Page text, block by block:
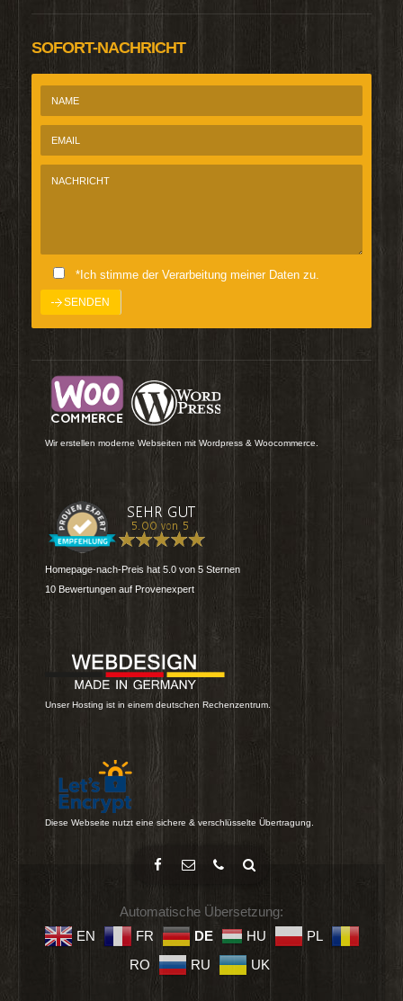
SOFORT-NACHRICHT
*Ich stimme der Verarbeitung meiner Daten zu.
Wir erstellen moderne Webseiten mit Wordpress & Woocommerce.
Homepage-nach-Preis hat 5.0 von 5 Sternen
10 Bewertungen auf Provenexpert
Unser Hosting ist in einem deutschen Rechenzentrum.
Diese Webseite nutzt eine sichere & verschlüsselte Übertragung.
Automatische Übersetzung:
EN
FR DE HU
PL
RO
RU UK